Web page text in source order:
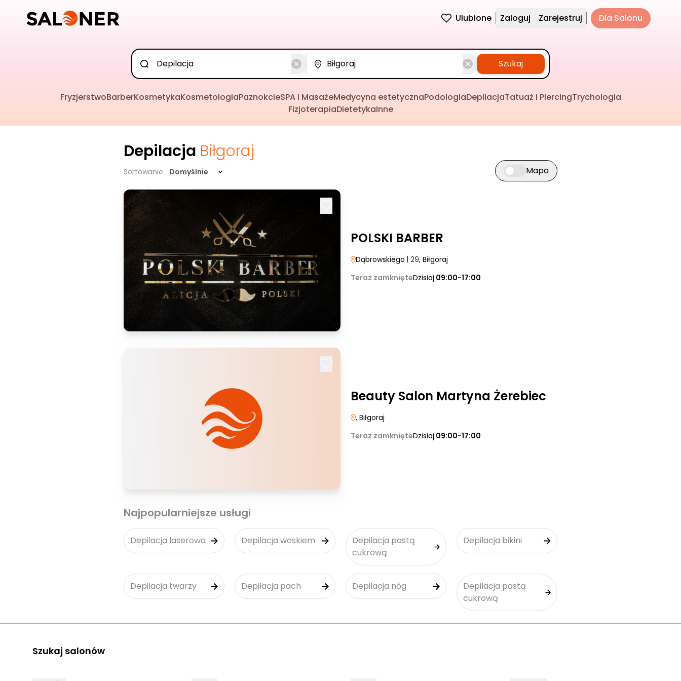
Ulubione Zaloguj Zarejestruj Dla Salonu
Szukaj
FryzjerstwoBarberKosmetykaKosmetologiaPaznokcieSPA i MasażeMedycyna estetycznaPodologiaDepilacjaTatuaż i PiercingTrychologia
FizjoterapiaDietetykaInne
Depilacja Biłgoraj
Sortowanie Domyślnie Przełącz widok mapy
Mapa
POLSKI BARBER
Dąbrowskiego | 29, Biłgoraj
Teraz zamknięteDzisiaj:09:00-17:00
Beauty Salon Martyna Żerebiec
, Biłgoraj
Teraz zamknięteDzisiaj:09:00-17:00
Najpopularniejsze usługi
Depilacja laserowa Depilacja woskiem
Depilacja pastą
cukrową
Depilacja bikini
Depilacja twarzy Depilacja pach Depilacja nóg
Depilacja pastą
cukrową
Szukaj salonów